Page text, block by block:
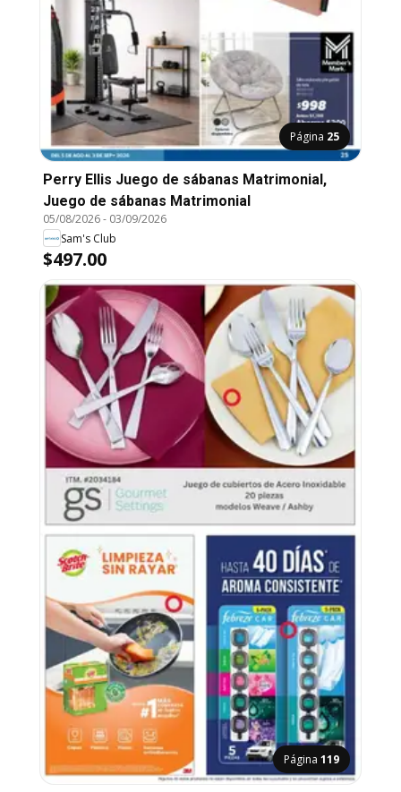
Página 25
Perry Ellis Juego de sábanas Matrimonial,
Juego de sábanas Matrimonial
05/08/2026- 03/09/2026
Sam's Club
$497.00
Página 119